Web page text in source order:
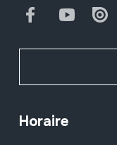
FacebookYoutube
Horaire